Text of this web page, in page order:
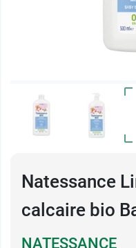
Natessance
calcaire bio
NATESSANCE